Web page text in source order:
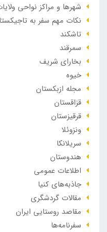
شهرها و مراکز نواحی
نکات مهم سفر به
تاشکند
سمرقند
بخارای شریف
خیوه
مجله ازبکستان
قزاقستان
قرقیزستان
ونزوئلا
سریلانکا
هندوستان
اطلاعات عمومی
جاذبه‌های کنیا
مقالات گردشگری
مقاصد روستایی ایران
سفرنامه‌ها